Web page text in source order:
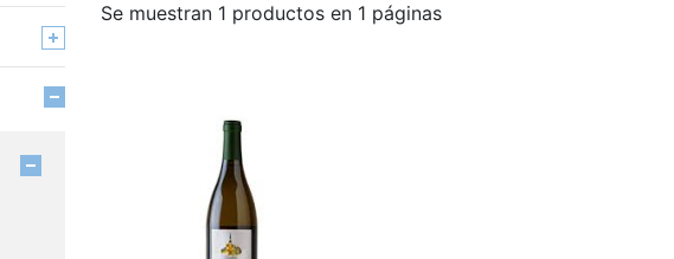
Se muestran 1 productos en 1 páginas